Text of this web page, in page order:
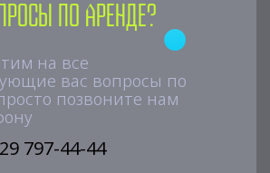
по аренде?
на все
вас вопросы по
позвоните нам
797-44-44